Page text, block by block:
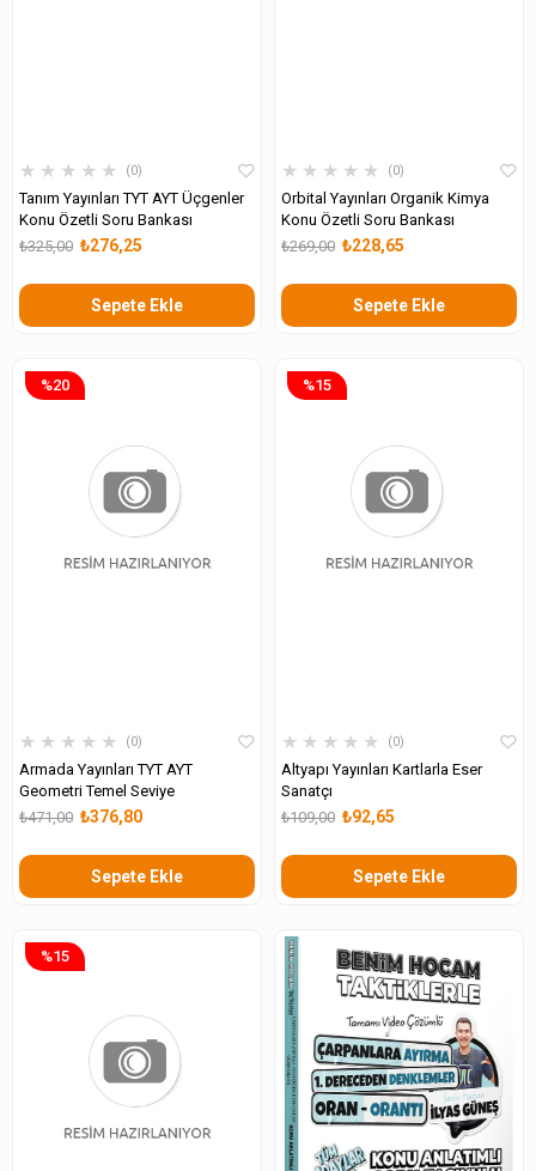
★ ★ ★ ★ ★ 0
Tanım Yayınları TYT AYT Üçgenler
Konu Özetli Soru Bankası
₺276,25
₺325,00
Sepete Ekle
★ ★ ★ ★ ★ 0
Orbital Yayınları Organik Kimya
Konu Özetli Soru Bankası
₺228,65
₺269,00
Sepete Ekle
★ ★ ★ ★ ★ 0
Armada Yayınları TYT AYT
Geometri Temel Seviye
₺376,80
₺471,00
Sepete Ekle
%20
★ ★ ★ ★ ★ 0
Altyapı Yayınları Kartlarla Eser
Sanatçı
₺92,65
₺109,00
Sepete Ekle
%15
%15